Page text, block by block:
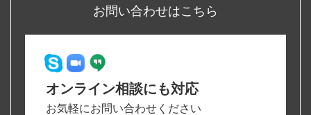
お問い合わせはこちら
オンライン相談にも対応
お気軽にお問い合わせください